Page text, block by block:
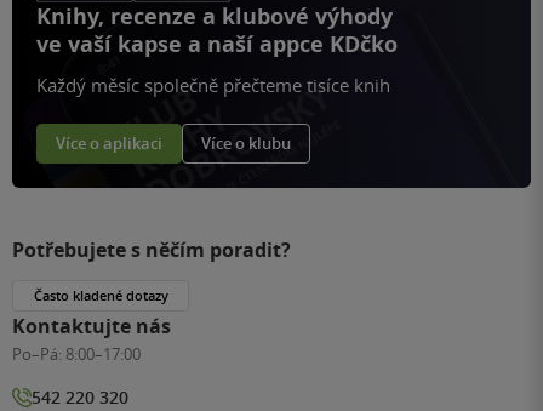
Knihy, recenze a klubové výhody
ve vaší kapse a naší appce KDčko
Každý měsíc společně přečteme tisíce knih
Více o aplikaci Více o klubu
Potřebujete s něčím poradit?
Často kladené dotazy
Kontaktujte nás
Po–Pá: 8:00–17:00
542 220 320